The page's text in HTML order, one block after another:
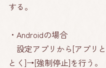
する。
・Androidの場合
設定アプリから[アプリ
とく]→[強制停止]を行う。